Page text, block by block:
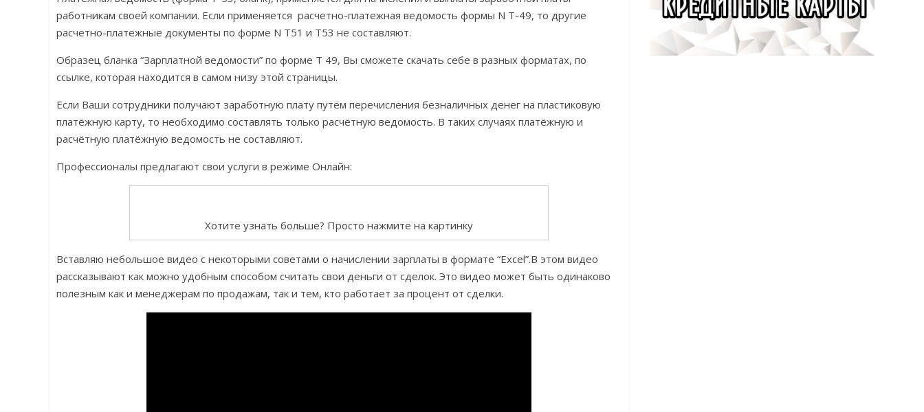
работникам своей компании. Если применяется расчетно-платежная ведомость формы N Т-49, то другие
расчетно-платежные документы по форме N Т51 и Т53 не составляют.
Образец бланка “Зарплатной ведомости” по форме Т 49, Вы сможете скачать себе в разных форматах, по
ссылке, которая находится в самом низу этой страницы.
Если Ваши сотрудники получают заработную плату путём перечисления безналичных денег на пластиковую
платёжную карту, то необходимо составлять только расчётную ведомость. В таких случаях платёжную и
расчётную платёжную ведомость не составляют.
Профессионалы предлагают свои услуги в режиме Онлайн:
Хотите узнать больше? Просто нажмите на картинку
Вставляю небольшое видео с некоторыми советами о начислении зарплаты в формате “Excel”.В этом видео
рассказывают как можно удобным способом считать свои деньги от сделок. Это видео может быть одинаково
полезным как и менеджерам по продажам, так и тем, кто работает за процент от сделки.